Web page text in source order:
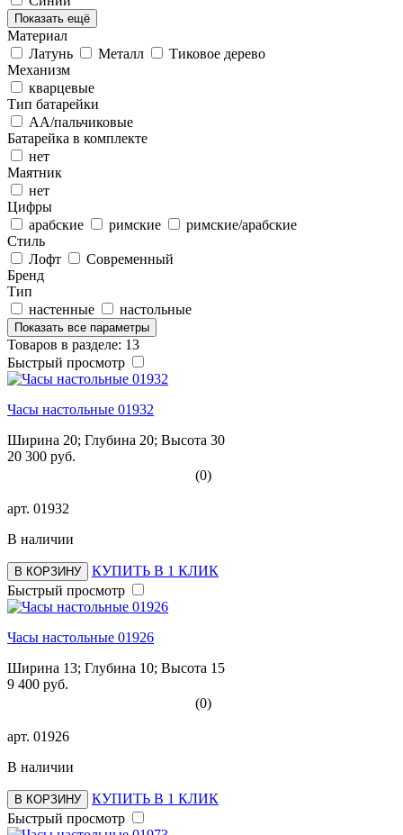
Показать ещё
Материал
Латунь
Металл
Тиковое дерево
Механизм
кварцевые
Тип батарейки
АА/пальчиковые
Батарейка в комплекте
нет
Маятник
нет
Цифры
арабские
римские
римские/арабские
Стиль
Лофт
Современный
Бренд
Тип
настенные
настольные
Показать все параметры
Товаров в разделе: 13
Быстрый просмотр
Часы настольные 01932
Ширина 20; Глубина 20; Высота 30
20 300 руб.
(0)
арт. 01932
В наличии
В КОРЗИНУ
КУПИТЬ В 1 КЛИК
Быстрый просмотр
Часы настольные 01926
Ширина 13; Глубина 10; Высота 15
9 400 руб.
(0)
арт. 01926
В наличии
В КОРЗИНУ
КУПИТЬ В 1 КЛИК
Быстрый просмотр